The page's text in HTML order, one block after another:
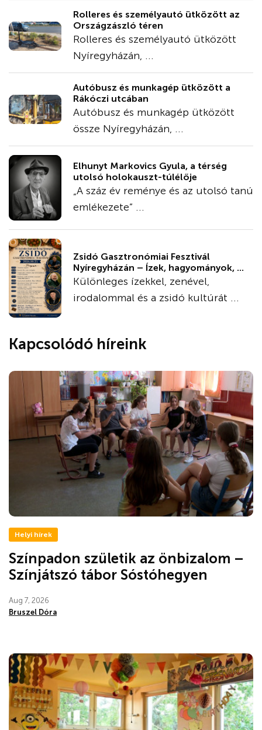
Rolleres és személyautó ütközött az
Országzászló téren
Rolleres és személyautó ütközött
Nyíregyházán, ...
Autóbusz és munkagép ütközött a
Rákóczi utcában
Autóbusz és munkagép ütközött
össze Nyíregyházán, ...
Elhunyt Markovics Gyula, a térség
utolsó holokauszt-túlélője
„A száz év reménye és az utolsó tanú
emlékezete” ...
Zsidó Gasztronómiai Fesztivál
Nyíregyházán – Ízek, hagyományok, ...
Különleges ízekkel, zenével,
irodalommal és a zsidó kultúrát ...
Kapcsolódó híreink
Helyi hírek
Színpadon születik az önbizalom –
Színjátszó tábor Sóstóhegyen
Aug 7, 2026
Bruszel Dóra